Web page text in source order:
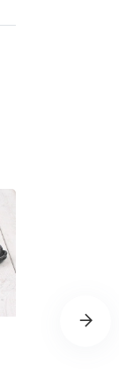
50 ₽